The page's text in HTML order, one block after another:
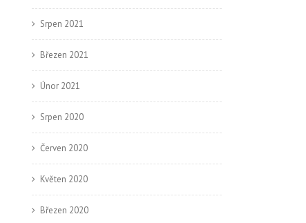
Srpen 2021
Březen 2021
Únor 2021
Srpen 2020
Červen 2020
Květen 2020
Březen 2020